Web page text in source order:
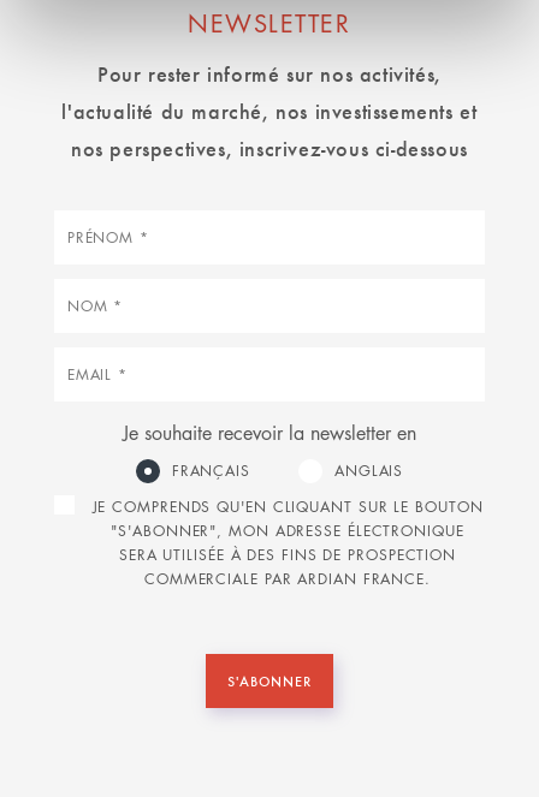
NEWSLETTER
Pour rester informé sur nos activités,
l'actualité du marché, nos investissements et
nos perspectives, inscrivez-vous ci-dessous
Prénom
Nom
Courriel
Je souhaite recevoir la newsletter en
FRANÇAIS
ANGLAIS
JE COMPRENDS QU'EN CLIQUANT SUR LE BOUTON
"S'ABONNER", MON ADRESSE ÉLECTRONIQUE
SERA UTILISÉE À DES FINS DE PROSPECTION
COMMERCIALE PAR ARDIAN FRANCE.
S'ABONNER